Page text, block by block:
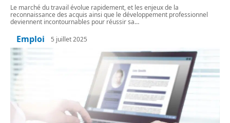
Le marché du travail évolue rapidement, et les enjeux de la
reconnaissance des acquis ainsi que le développement professionnel
deviennent incontournables pour réussir sa…
Emploi 5 juillet 2025